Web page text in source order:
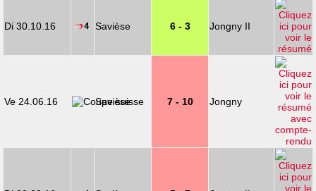
Di 30.10.16 Savièse 6 - 3 Jongny II
Ve 24.06.16 Savièse 7 - 10 Jongny